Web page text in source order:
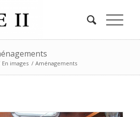
En images / Aménagements